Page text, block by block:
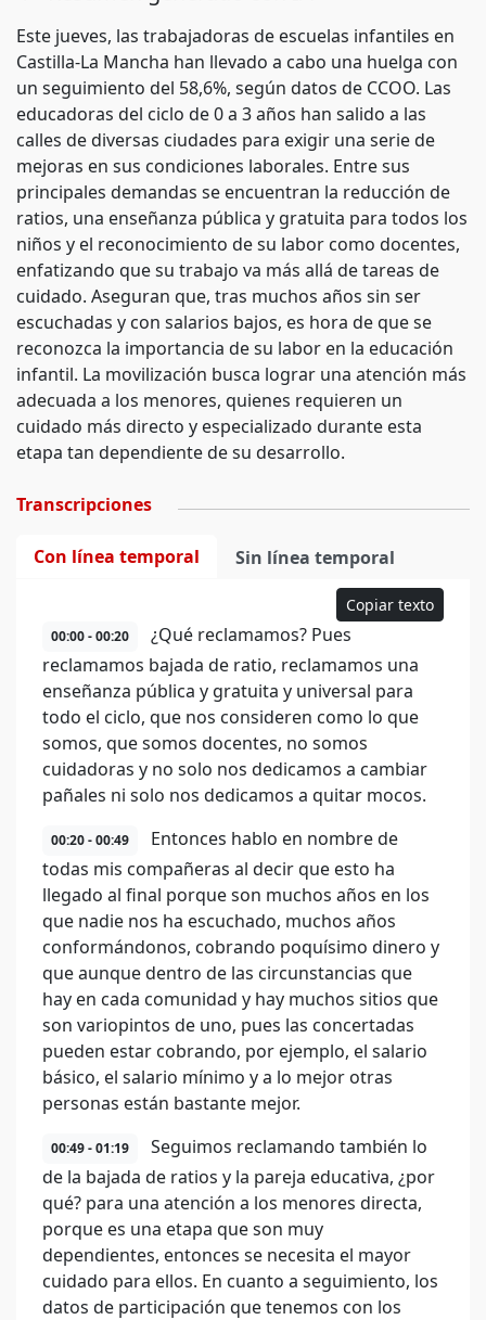
Este jueves, las trabajadoras de escuelas infantiles en
Castilla-La Mancha han llevado a cabo una huelga con
un seguimiento del 58,6%, según datos de CCOO. Las
educadoras del ciclo de 0 a 3 años han salido a las
calles de diversas ciudades para exigir una serie de
mejoras en sus condiciones laborales. Entre sus
principales demandas se encuentran la reducción de
ratios, una enseñanza pública y gratuita para todos los
niños y el reconocimiento de su labor como docentes,
enfatizando que su trabajo va más allá de tareas de
cuidado. Aseguran que, tras muchos años sin ser
escuchadas y con salarios bajos, es hora de que se
reconozca la importancia de su labor en la educación
infantil. La movilización busca lograr una atención más
adecuada a los menores, quienes requieren un
cuidado más directo y especializado durante esta
etapa tan dependiente de su desarrollo.
Transcripciones
Con línea temporal Sin línea temporal
Copiar texto
00:00 - 00:20
¿Qué reclamamos? Pues
reclamamos bajada de ratio, reclamamos una
enseñanza pública y gratuita y universal para
todo el ciclo, que nos consideren como lo que
somos, que somos docentes, no somos
cuidadoras y no solo nos dedicamos a cambiar
pañales ni solo nos dedicamos a quitar mocos.
00:20 - 00:49
Entonces hablo en nombre de
todas mis compañeras al decir que esto ha
llegado al final porque son muchos años en los
que nadie nos ha escuchado, muchos años
conformándonos, cobrando poquísimo dinero y
que aunque dentro de las circunstancias que
hay en cada comunidad y hay muchos sitios que
son variopintos de uno, pues las concertadas
pueden estar cobrando, por ejemplo, el salario
básico, el salario mínimo y a lo mejor otras
personas están bastante mejor.
00:49 - 01:19
Seguimos reclamando también lo
de la bajada de ratios y la pareja educativa, ¿por
qué? para una atención a los menores directa,
porque es una etapa que son muy
dependientes, entonces se necesita el mayor
cuidado para ellos. En cuanto a seguimiento, los
datos de participación que tenemos con los